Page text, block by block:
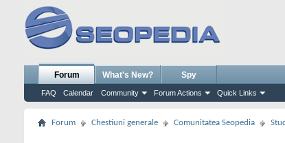
Forum
FAQ Calendar Community Forum Actions Quick Links
What's New? Spy
Forum Chestiuni generale Comunitatea Seopedia